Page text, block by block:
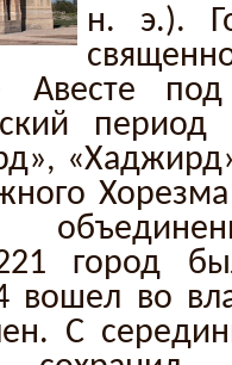
н. э.).
Авесте
период
город
вошел во
С